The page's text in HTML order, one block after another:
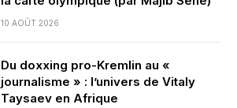
10 AOÛT 2026
Du doxxing pro-Kremlin au «
journalisme » : l’univers de Vitaly
Taysaev en Afrique